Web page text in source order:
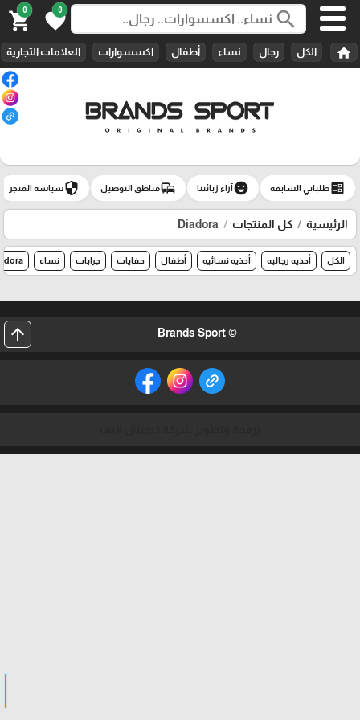
search
0
favorite
0
shopping_cart
home الكل رجال نساء أطفال اكسسوارات العلامات التجارية
ballotطلباتي السابقة emoji_emotionsآراء زبائننا commuteمناطق التوصيل securityسياسة المتجر
الرئيسية كل المنتجات Diadora
الكل أحذيه رجاليه أحذيه نسائيه أطفال حفايات جرابات نساء
© Brands Sport
arrow_upward